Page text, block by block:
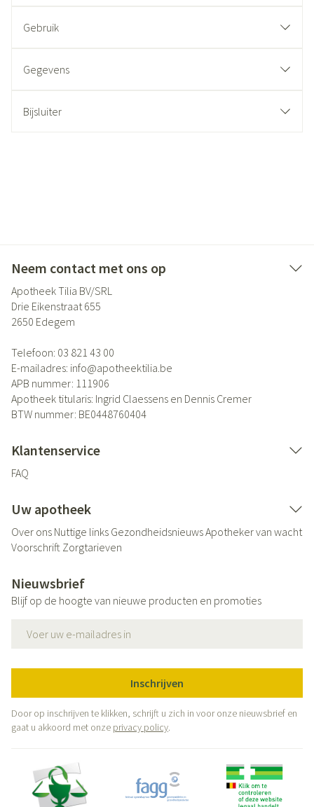
Gebruik
Gegevens
Bijsluiter
Neem contact met ons op
Apotheek Tilia BV/SRL
Drie Eikenstraat 655
2650 Edegem
Telefoon: 03 821 43 00
E-mailadres: info@apotheektilia.be
APB nummer: 111906
Apotheek titularis: Ingrid Claessens en Dennis Cremer
BTW nummer: BE0448760404
Klantenservice
FAQ
Uw apotheek
Over ons Nuttige links GezondheidsnieuwsApotheker van wacht
Voorschrift Zorgtarieven
Nieuwsbrief
Blijf op de hoogte van nieuwe producten en promoties
Inschrijven
Door op inschrijven te klikken, schrijft u zich in voor onze nieuwsbrief en
gaat u akkoord met onze privacy policy.